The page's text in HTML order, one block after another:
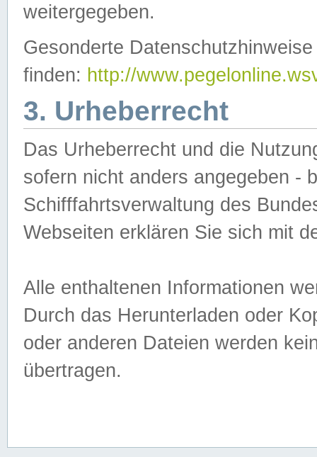
weitergegeben.
Gesonderte
finden: http://
3. Urheberrecht
Das Urheberrecht und die
sofern nicht anders angegeben -
Schifffahrtsverwaltung des
Webseiten erklären Sie sich mit
Alle enthaltenen Informationen
Durch das Herunterladen oder
oder anderen Dateien werden
übertragen.